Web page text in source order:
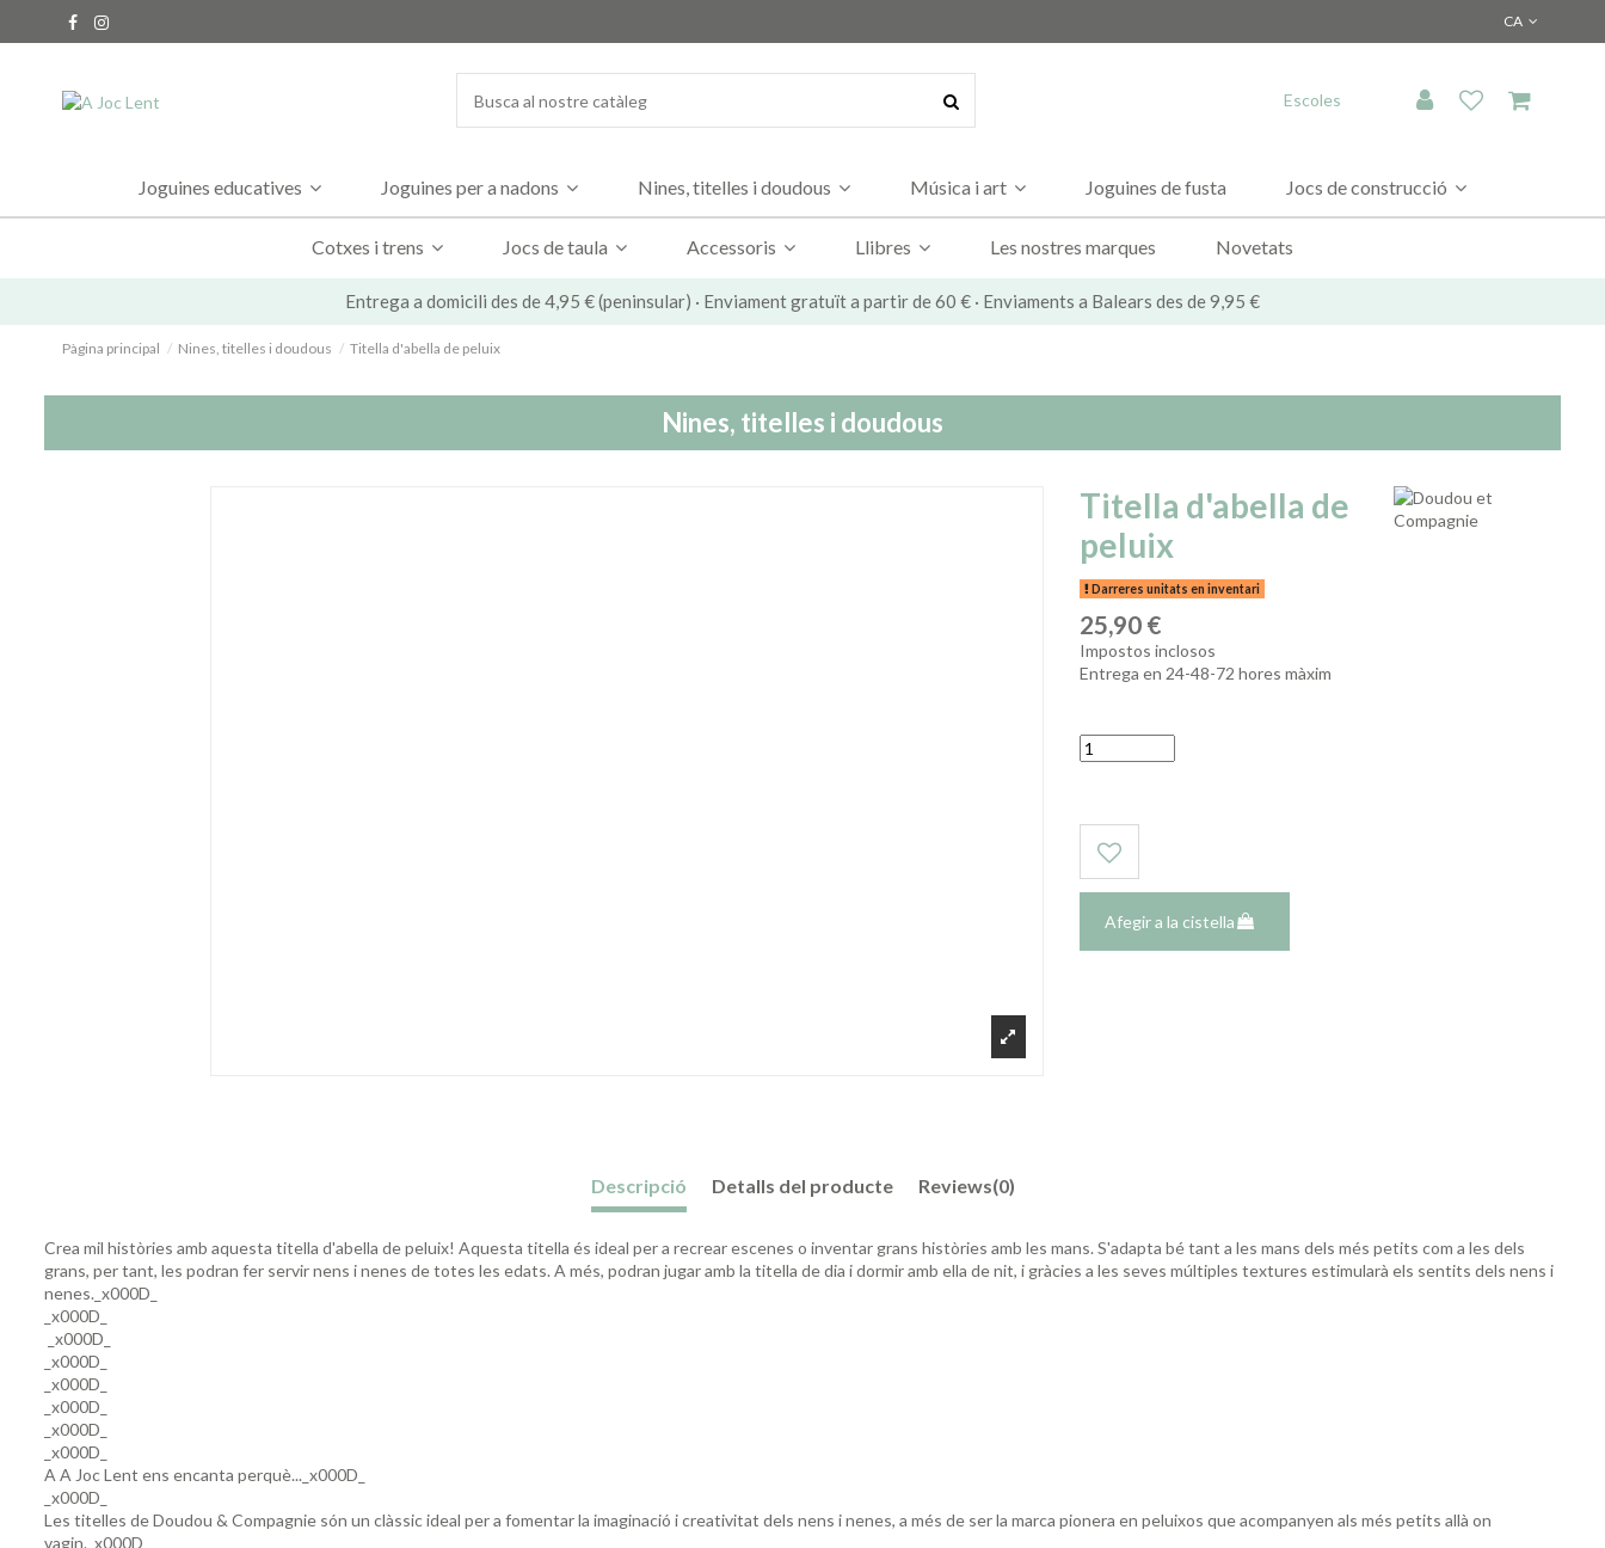
CA
Escoles
Joguines educatives Joguines per a nadons Nines, titelles i doudous Música i art Joguines de fusta Jocs de construcció
Cotxes i trens Jocs de taula Accessoris Llibres Les nostres marques Novetats
Entrega a domicili des de 4,95 € (peninsular) · Enviament gratuït a partir de 60 € · Enviaments a Balears des de 9,95 €
Pàgina principal Nines, titelles i doudous Titella d'abella de peluix
Nines, titelles i doudous
Titella d'abella de
peluix
Darreres unitats en inventari
25,90 €
Impostos inclosos
Entrega en 24-48-72 hores màxim
Afegir a la cistella
Descripció Detalls del producte Reviews(0)
Crea mil històries amb aquesta titella d'abella de peluix! Aquesta titella és ideal per a recrear escenes o inventar grans històries amb les mans. S'adapta bé tant a les mans dels més petits com a les dels
grans, per tant, les podran fer servir nens i nenes de totes les edats. A més, podran jugar amb la titella de dia i dormir amb ella de nit, i gràcies a les seves múltiples textures estimularà els sentits dels nens i
nenes._x000D_
_x000D_
_x000D_
_x000D_
_x000D_
_x000D_
_x000D_
_x000D_
A A Joc Lent ens encanta perquè..._x000D_
_x000D_
Les titelles de Doudou & Compagnie són un clàssic ideal per a fomentar la imaginació i creativitat dels nens i nenes, a més de ser la marca pionera en peluixos que acompanyen als més petits allà on
vagin._x000D_